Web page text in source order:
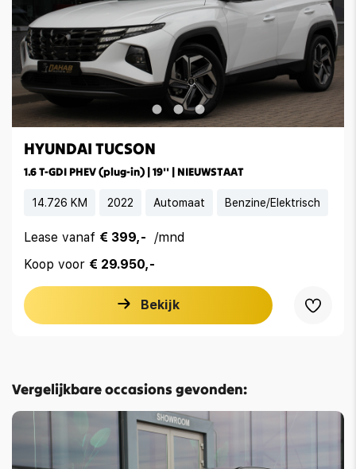
HYUNDAI TUCSON
1.6 T-GDI PHEV (plug-in) | 19'' | NIEUWSTAAT
14.726 KM 2022 Automaat Benzine/Elektrisch
Lease vanaf € 399,-
/mnd
Koop voor € 29.950,-
Bekijk
Vergelijkbare occasions gevonden: